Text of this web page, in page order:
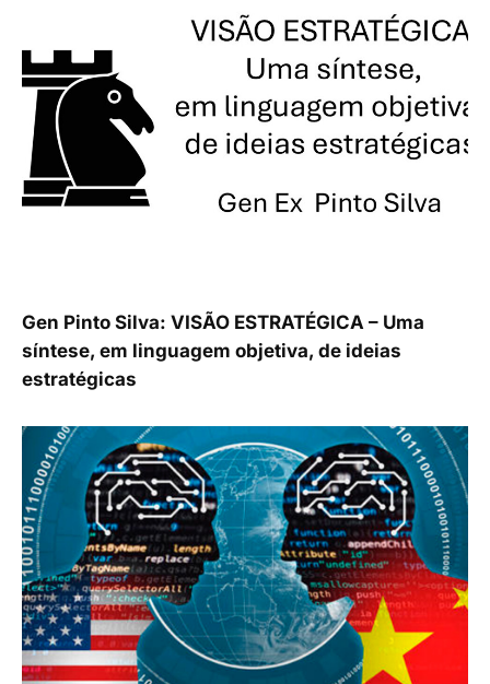
Gen Pinto Silva: VISÃO ESTRATÉGICA – Uma
síntese, em linguagem objetiva, de ideias
estratégicas